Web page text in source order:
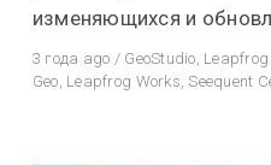
изменяющихся и
3 года ago / GeoStudio, Leapfrog
Geo, Leapfrog Works,Seequent